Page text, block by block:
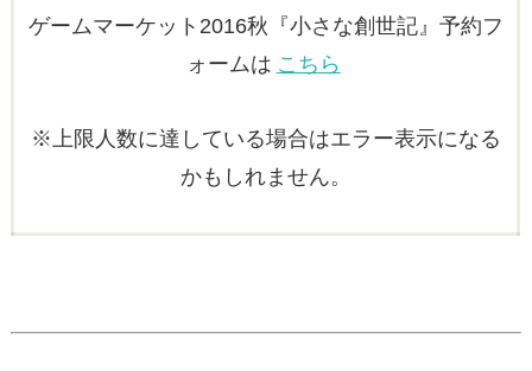
ゲームマーケット2016秋『小さな創世記』予約フ
ォームは こちら
※上限人数に達している場合はエラー表示になる
かもしれません。